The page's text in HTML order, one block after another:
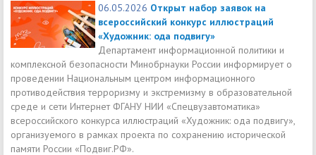
06.05.2026 Открыт набор заявок на
всероссийский конкурс иллюстраций
«Художник: ода подвигу»
Департамент информационной политики и
комплексной безопасности Минобрнауки России информирует о
проведении Национальным центром информационного
противодействия терроризму и экстремизму в образовательной
среде и сети Интернет ФГАНУ НИИ «Спецвузавтоматика»
всероссийского конкурса иллюстраций «Художник: ода подвигу»,
организуемого в рамках проекта по сохранению исторической
памяти России «Подвиг.РФ».